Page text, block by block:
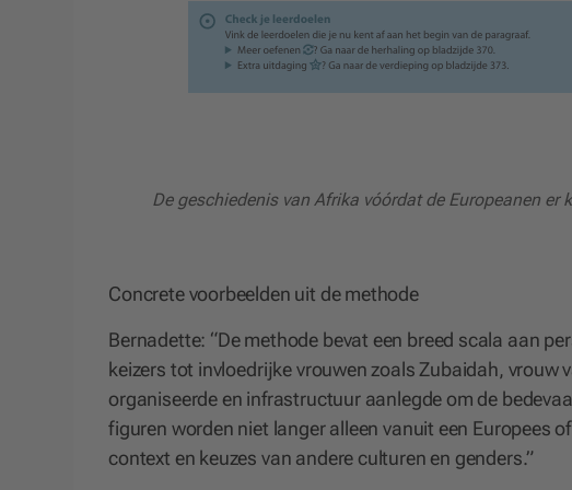
De geschiedenis van Afrika vóórdat de Europeanen er
Concrete voorbeelden uit de methode
Bernadette: “De methode bevat een breed scala aan
keizers tot invloedrijke vrouwen zoals Zubaidah,
organiseerde en infrastructuur aanlegde om de
figuren worden niet langer alleen vanuit een Europees
context en keuzes van andere culturen en genders.”